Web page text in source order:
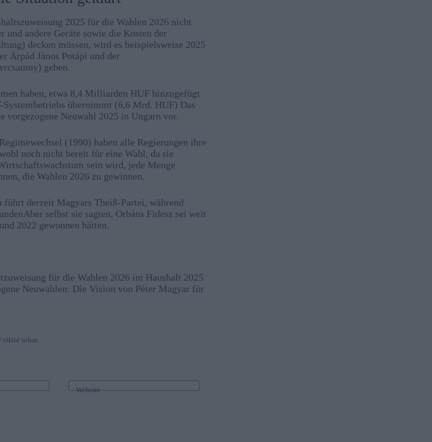
2025 für die Wahlen 2026 nicht
und andere Geräte sowie die Kosten der
decken müssen, wird es beispielsweise 2025
Árpád János Potápi und der
geben.
haben, etwa 8,4 Milliarden HUF hinzugefügt
übernimmt (6,6 Mrd. HUF) Das
vorgezogene Neuwahl 2025 in Ungarn vor.
(1990) haben alle Regierungen ihre
noch nicht bereit für eine Wahl, da sie
sein wird, jede Menge
die Wahlen 2026 zu gewinnen.
derzeit Magyars Theiß-Partei, während
selbst sie sagten, Orbáns Fidesz sei weit
2022 gewonnen hätten.
für die Wahlen 2026 im Haushalt 2025
Neuwahlen: Die Vision von Péter Magyar für
viktor orban
Website